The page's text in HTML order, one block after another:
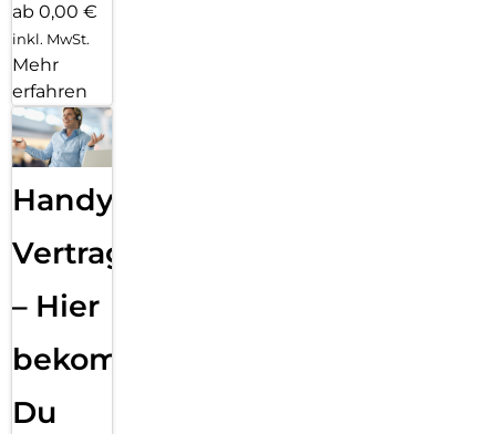
ab 0,00 €
inkl. MwSt.
Mehr
erfahren
Handy
Vertragsabwicklung
– Hier
bekommst
Du